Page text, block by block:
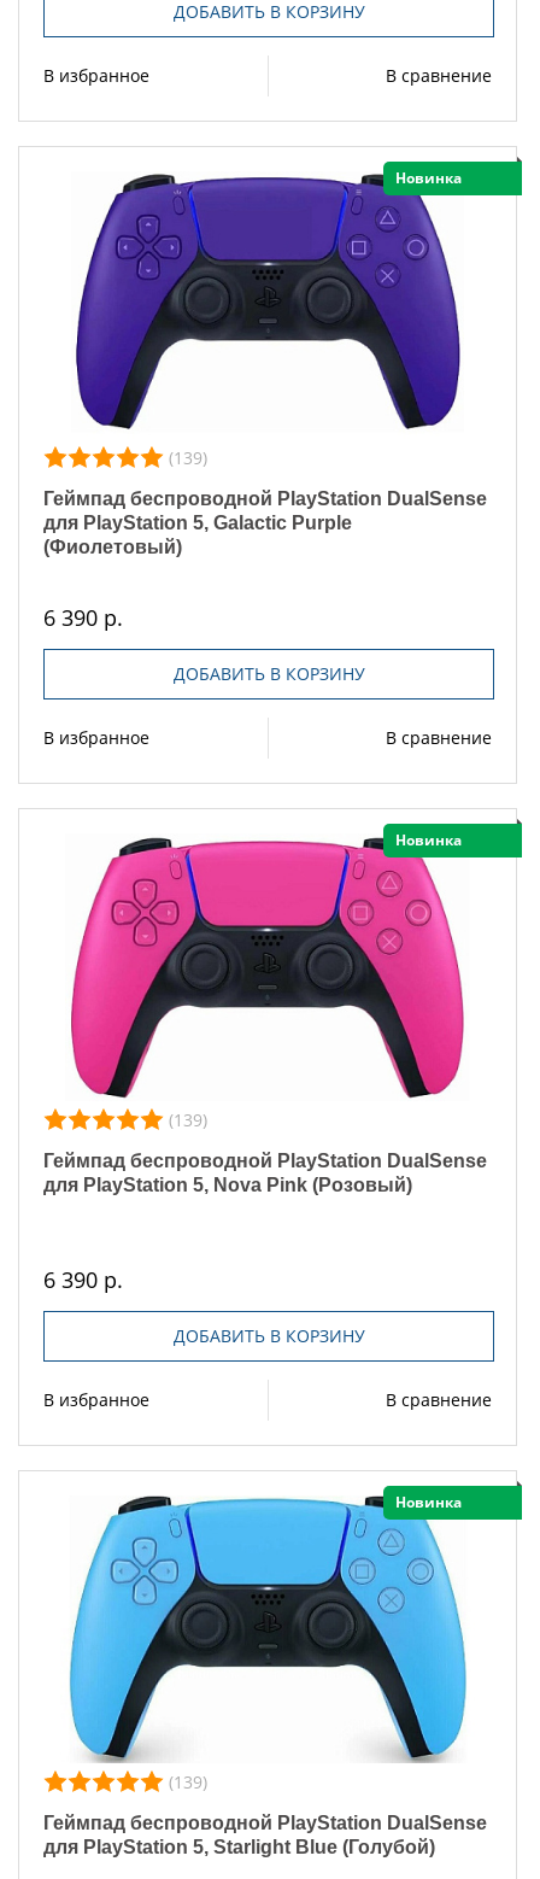
ДОБАВИТЬ В КОРЗИНУ
В избранное В сравнение
Новинка
(139)
Геймпад беспроводной PlayStation DualSense
для PlayStation 5, Galactic Purple
(Фиолетовый)
6 390 р.
ДОБАВИТЬ В КОРЗИНУ
В избранное В сравнение
Новинка
(139)
Геймпад беспроводной PlayStation DualSense
для PlayStation 5, Nova Pink (Розовый)
6 390 р.
ДОБАВИТЬ В КОРЗИНУ
В избранное В сравнение
Новинка
(139)
Геймпад беспроводной PlayStation DualSense
для PlayStation 5, Starlight Blue (Голубой)